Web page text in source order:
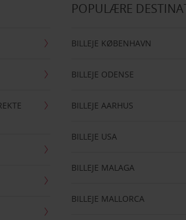
POPULÆRE
BILLEJE KØBENHAVN
BILLEJE ODENSE
BILLEJE AARHUS
BILLEJE USA
BILLEJE MALAGA
BILLEJE MALLORCA